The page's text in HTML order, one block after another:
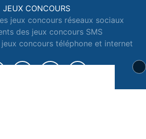
JEUX CONCOURS
jeux concours réseaux sociaux
des jeux concours SMS
jeux concours téléphone et internet